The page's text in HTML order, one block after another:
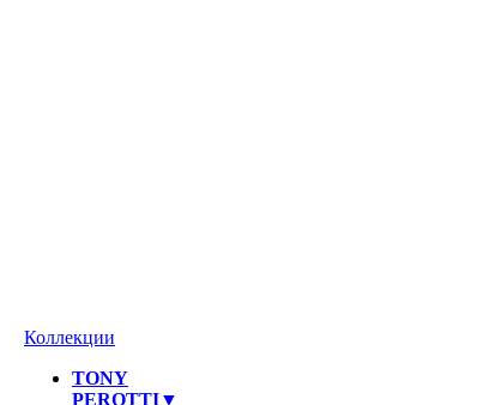
Коллекции
TONY
PEROTTI▼